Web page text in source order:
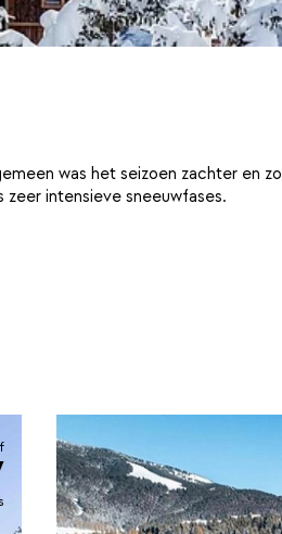
was het seizoen zachter en
intensieve sneeuwfases.